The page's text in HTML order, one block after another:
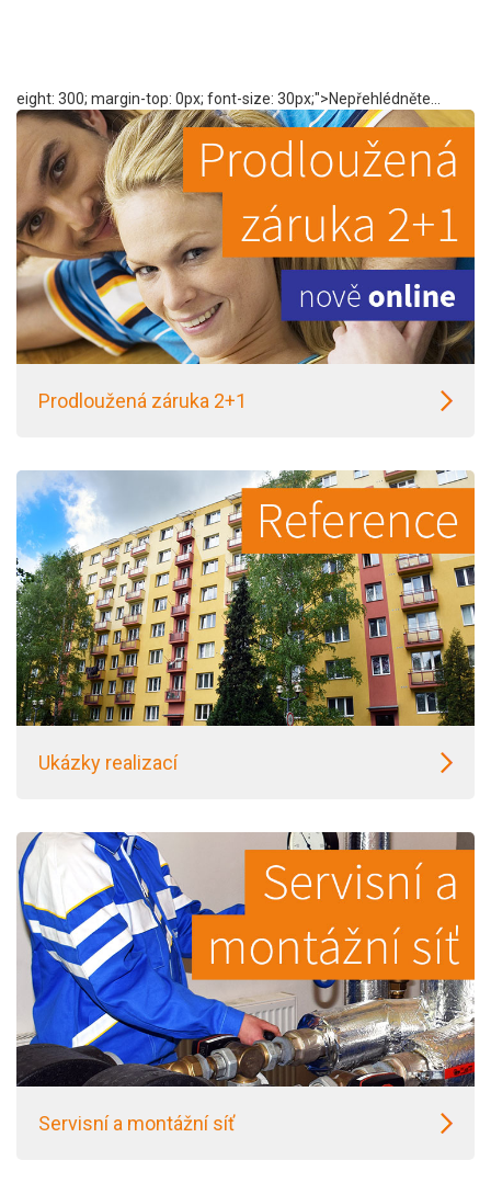
eight: 300; margin-top: 0px; font-size: 30px;">Nepřehlédněte...
Prodloužená záruka 2+1
Ukázky realizací
Servisní a montážní síť